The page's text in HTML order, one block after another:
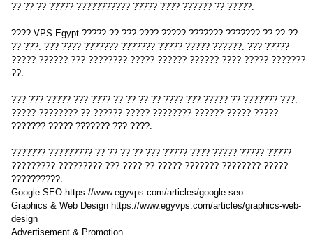
?? ?? ?? ????? ??????????? ????? ???? ?????? ?? ?????.
???? VPS Egypt ????? ?? ??? ???? ????? ??????? ??????? ?? ?? ??
?? ???. ??? ???? ??????? ??????? ????? ????? ??????. ??? ?????
????? ?????? ??? ???????? ????? ?????? ?????? ???? ????? ???????
??.
??? ??? ????? ??? ???? ?? ?? ?? ?? ???? ??? ????? ?? ??????? ???.
????? ???????? ?? ?????? ????? ???????? ?????? ????? ?????
??????? ????? ??????? ??? ????.
??????? ????????? ?? ?? ?? ?? ??? ????? ???? ????? ????? ?????
????????? ????????? ??? ???? ?? ????? ??????? ???????? ?????
??????????.
Google SEO https://www.egyvps.com/articles/google-seo
Graphics & Web Design https://www.egyvps.com/articles/graphics-web-
design
Advertisement & Promotion